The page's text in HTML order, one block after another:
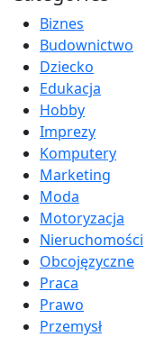
Biznes
Budownictwo
Dziecko
Edukacja
Hobby
Imprezy
Komputery
Marketing
Moda
Motoryzacja
Nieruchomości
Obcojęzyczne
Praca
Prawo
Przemysł